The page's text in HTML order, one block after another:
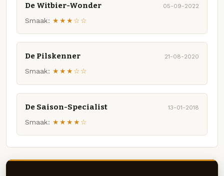
De Witbier-Wonder 05-09-2022
Smaak: ★★★☆☆
De Pilskenner 21-08-2020
Smaak: ★★★☆☆
De Saison-Specialist 13-01-2018
Smaak: ★★★★☆